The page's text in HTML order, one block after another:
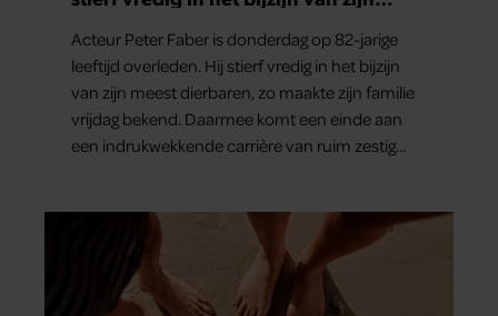
Acteur Peter Faber is donderdag op 82-jarige
leeftijd overleden. Hij stierf vredig in het bijzijn
van zijn meest dierbaren, zo maakte zijn familie
vrijdag bekend. Daarmee komt een einde aan
een indrukwekkende carrière van ruim zestig